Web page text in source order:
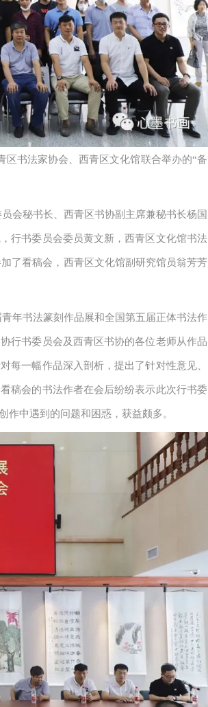
区书法家协会、西青区文化馆联合举办的“备
会秘书长、西青区书协副主席兼秘书长杨国
行书委员会委员黄文新，西青区文化馆书法
了看稿会，西青区文化馆副研究馆员翁芳芳
年书法篆刻作品展和全国第五届正体书法作
行书委员会及西青区书协的各位老师从作品
每一幅作品深入剖析，提出了针对性意见、
稿会的书法作者在会后纷纷表示此次行书委
作中遇到的问题和困惑，获益颇多。